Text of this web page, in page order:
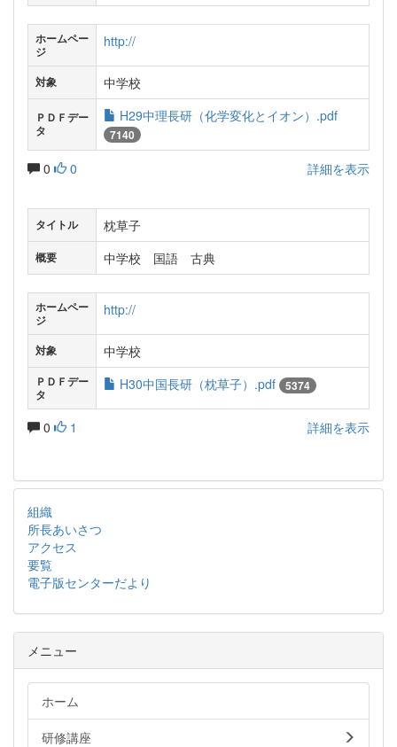
ホームペー
ジ
http://
対象 中学校
ＰＤＦデー
タ
H29中理長研（化学変化とイオン）.pdf
7140
0 0 詳細を表示
タイトル 枕草子
概要 中学校 国語 古典
ホームペー
ジ
http://
対象 中学校
ＰＤＦデー
タ
H30中国長研（枕草子）.pdf 5374
0 1 詳細を表示
組織
所長あいさつ
アクセス
要覧
電子版センターだより
メニュー
ホーム
研修講座